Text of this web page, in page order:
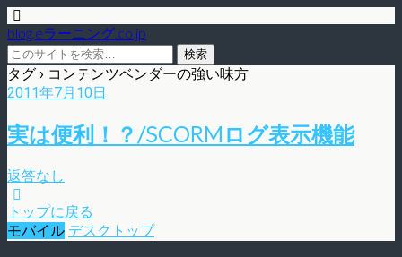
blog.eラーニング.co.jp
タグ › コンテンツベンダーの強い味方
2011年7月10日
実は便利！？/SCORMログ表示機能
返答なし
トップに戻る
モバイル デスクトップ